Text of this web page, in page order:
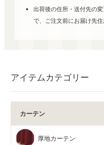
出荷後の住所・送付先の
で、ご注文前にお届け先住
アイテムカテゴリー
カーテン
厚地カーテン